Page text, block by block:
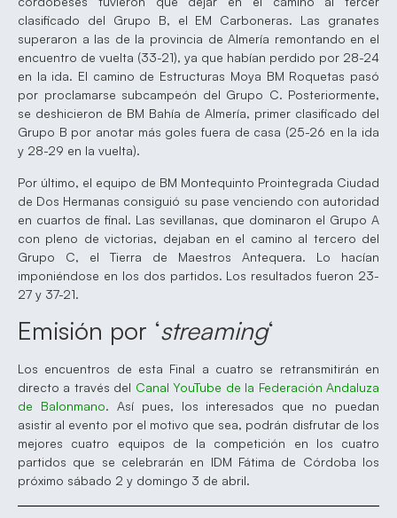
clasificado del Grupo B, el EM Carboneras. Las granates
superaron a las de la provincia de Almería remontando en el
encuentro de vuelta (33-21), ya que habían perdido por 28-24
en la ida. El camino de Estructuras Moya BM Roquetas pasó
por proclamarse subcampeón del Grupo C. Posteriormente,
se deshicieron de BM Bahía de Almería, primer clasificado del
Grupo B por anotar más goles fuera de casa (25-26 en la ida
y 28-29 en la vuelta).
Por último, el equipo de BM Montequinto Prointegrada Ciudad
de Dos Hermanas consiguió su pase venciendo con autoridad
en cuartos de final. Las sevillanas, que dominaron el Grupo A
con pleno de victorias, dejaban en el camino al tercero del
Grupo C, el Tierra de Maestros Antequera. Lo hacían
imponiéndose en los dos partidos. Los resultados fueron 23-
27 y 37-21.
Emisión por ‘streaming‘
Los encuentros de esta Final a cuatro se retransmitirán en
directo a través del Canal YouTube de la Federación Andaluza
de Balonmano. Así pues, los interesados que no puedan
asistir al evento por el motivo que sea, podrán disfrutar de los
mejores cuatro equipos de la competición en los cuatro
partidos que se celebrarán en IDM Fátima de Córdoba los
próximo sábado 2 y domingo 3 de abril.